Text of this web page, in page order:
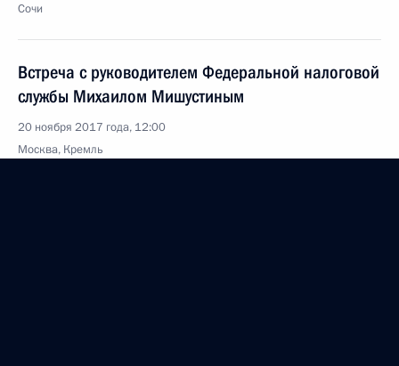
Сочи
Встреча с руководителем Федеральной налоговой
службы Михаилом Мишустиным
20 ноября 2017 года, 12:00
Москва, Кремль